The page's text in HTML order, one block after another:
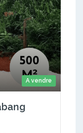
A vendre